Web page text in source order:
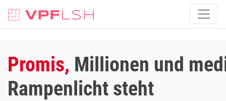
Promis, Millionen und
Rampenlicht steht